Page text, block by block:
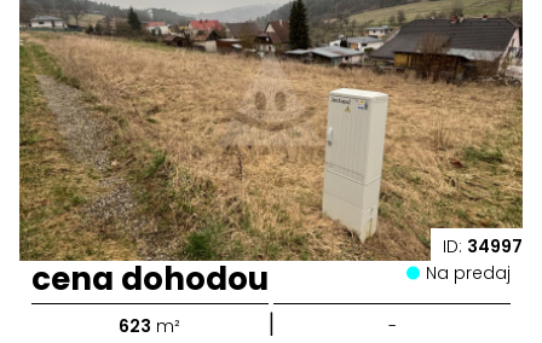
ID: 34997
cena dohodou Na predaj
623 m² | -